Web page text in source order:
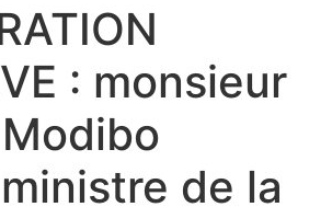
: monsieur
de la